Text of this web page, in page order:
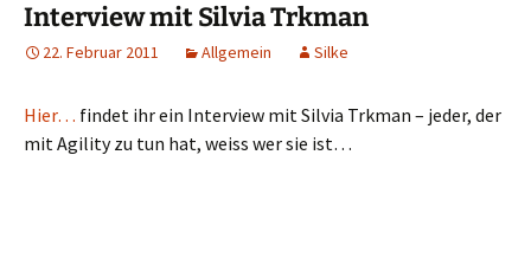
Interview mit Silvia Trkman
22. Februar 2011 Allgemein Silke
Hier… findet ihr ein Interview mit Silvia Trkman – jeder, der
mit Agility zu tun hat, weiss wer sie ist…